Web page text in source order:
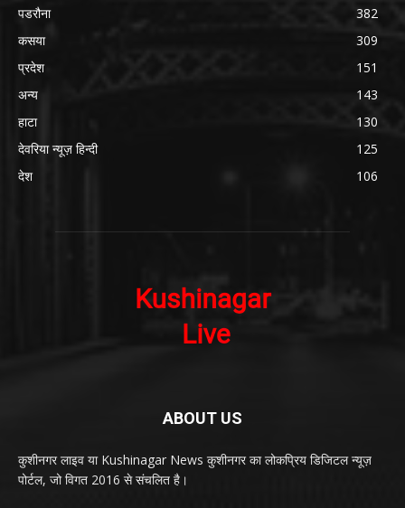
पडरौना
382
कसया
309
प्रदेश
151
अन्य
143
हाटा
130
देवरिया न्यूज़ हिन्दी
125
देश
106
ABOUT US
कुशीनगर लाइव या Kushinagar News कुशीनगर का लोकप्रिय डिजिटल न्यूज़
पोर्टल, जो विगत 2016 से संचलित है।